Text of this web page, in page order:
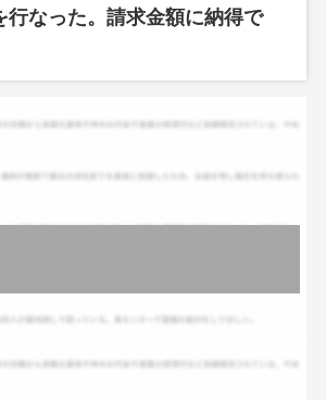
行なった。請求金額に納得で